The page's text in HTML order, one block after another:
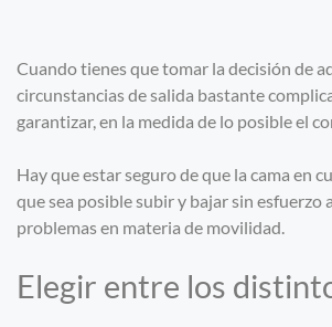
Cuando tienes que tomar la decisión de
circunstancias de salida bastante
garantizar, en la medida de lo posible el
Hay que estar seguro de que la cama en
que sea posible subir y bajar sin
problemas en materia de movilidad.
Elegir entre los